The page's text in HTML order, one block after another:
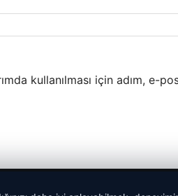
kullanılması için adım, e-